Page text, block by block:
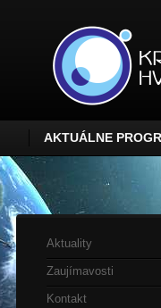
AKTUÁLNE
Aktuality
Zaujímavosti
Kontakt